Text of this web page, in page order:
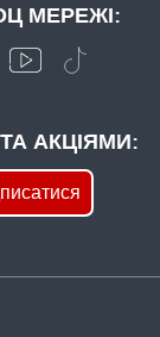
В наявності
35г
АКЦІЯМИ:
МЕРЕЖІ: